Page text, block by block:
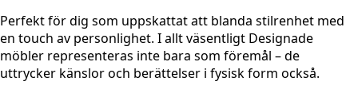
Perfekt för dig som uppskattat att blanda stilrenhet med
en touch av personlighet. I allt väsentligt Designade
möbler representeras inte bara som föremål – de
uttrycker känslor och berättelser i fysisk form också.